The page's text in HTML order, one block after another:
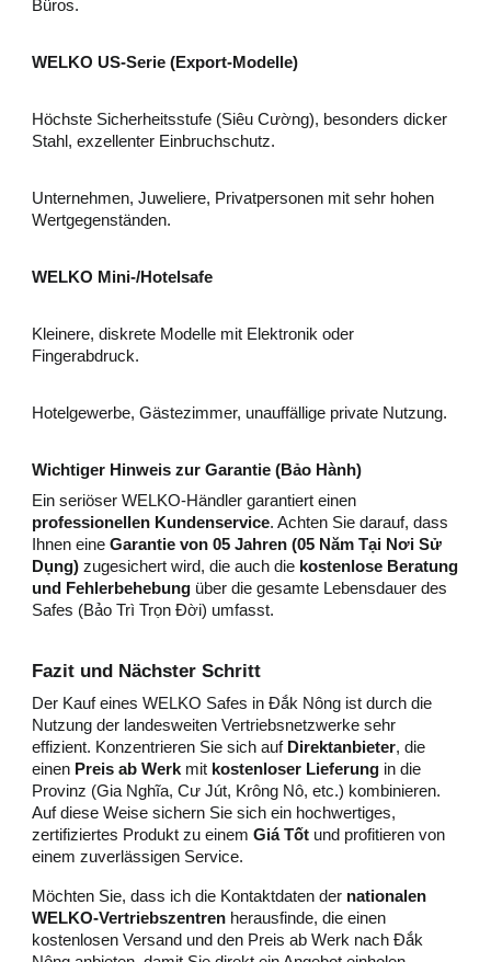
Büros.
WELKO US-Serie (Export-Modelle)
Höchste Sicherheitsstufe (Siêu Cường), besonders dicker
Stahl, exzellenter Einbruchschutz.
Unternehmen, Juweliere, Privatpersonen mit sehr hohen
Wertgegenständen.
WELKO Mini-/Hotelsafe
Kleinere, diskrete Modelle mit Elektronik oder
Fingerabdruck.
Hotelgewerbe, Gästezimmer, unauffällige private Nutzung.
Wichtiger Hinweis zur Garantie (Bảo Hành)
Ein seriöser WELKO-Händler garantiert einen
professionellen Kundenservice. Achten Sie darauf, dass
Ihnen eineGarantie von 05 Jahren (05 Năm Tại Nơi Sử
Dụng) zugesichert wird, die auch die kostenlose Beratung
und Fehlerbehebung über die gesamte Lebensdauer des
Safes (Bảo Trì Trọn Đời) umfasst.
Fazit und Nächster Schritt
Der Kauf eines WELKO Safes in Đắk Nông ist durch die
Nutzung der landesweiten Vertriebsnetzwerke sehr
effizient. Konzentrieren Sie sich auf Direktanbieter, die
einen Preis ab Werk mit kostenloser Lieferung in die
Provinz (Gia Nghĩa, Cư Jút, Krông Nô, etc.) kombinieren.
Auf diese Weise sichern Sie sich ein hochwertiges,
zertifiziertes Produkt zu einemGiá Tốt und profitieren von
einem zuverlässigen Service.
Möchten Sie, dass ich die Kontaktdaten der nationalen
WELKO-Vertriebszentren herausfinde, die einen
kostenlosen Versand und den Preis ab Werk nach Đắk